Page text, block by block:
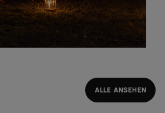
ALLE ANSEHEN